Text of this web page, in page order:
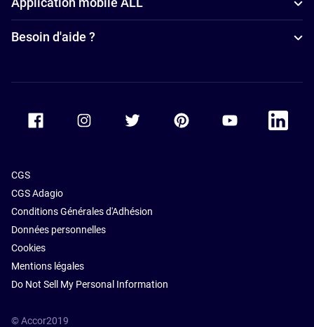
Montpellier
Hôtels
d’affaires à
Besoin d'aide ?
Accor Facebook Accor TwitterAccor PinterestAccor Youtube
Accor
CGS
CGS Adagio
Conditions Générales d'Adhésion
Données personnelles
Cookies
Mentions légales
Do Not Sell My Personal Information
© Accor2019